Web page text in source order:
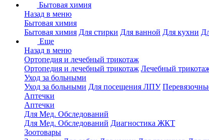
Бытовая химия
Назад в меню
Бытовая химия
Бытовая химия Для стирки Для ванной Для кухни
Еще
Назад в меню
Ортопедия и лечебный трикотаж
Ортопедия и лечебный трикотаж Лечебный
Уход за больными
Уход за больными Для посещения ЛПУ
Аптечки
Аптечки
Для Мед. Обследований
Для Мед. Обследований Диагностика ЖКТ
Зоотовары